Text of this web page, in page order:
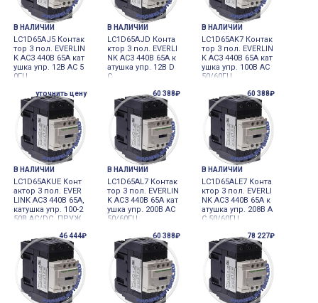
В НАЛИЧИИ
LC1D65AJ5 Контак
тор 3 пол. EVERLIN
K AC3 440В 65A кат
ушка упр. 12В AC 5
0ГЦ
В НАЛИЧИИ
LC1D65AJD Конта
ктор 3 пол. EVERLI
NK AC3 440В 65A к
атушка упр. 12В D
C
В НАЛИЧИИ
LC1D65AK7 Контак
тор 3 пол. EVERLIN
K AC3 440В 65A кат
ушка упр. 100В AC
50/60ГЦ
уточнить цену
В НАЛИЧИИ
LC1D65AKUE Конт
актор 3 пол. EVER
LINK AC3 440В 65A,
катушка упр. 100-2
50В AC/DC, ПРУЖ
60 388₽
В НАЛИЧИИ
LC1D65AL7 Контак
тор 3 пол. EVERLIN
K AC3 440В 65A кат
ушка упр. 200В AC
50/60ГЦ
60 388₽
В НАЛИЧИИ
LC1D65ALE7 Конта
ктор 3 пол. EVERLI
NK AC3 440В 65A к
атушка упр. 208В A
C 50/60ГЦ
46 444₽ 60 388₽ 78 227₽